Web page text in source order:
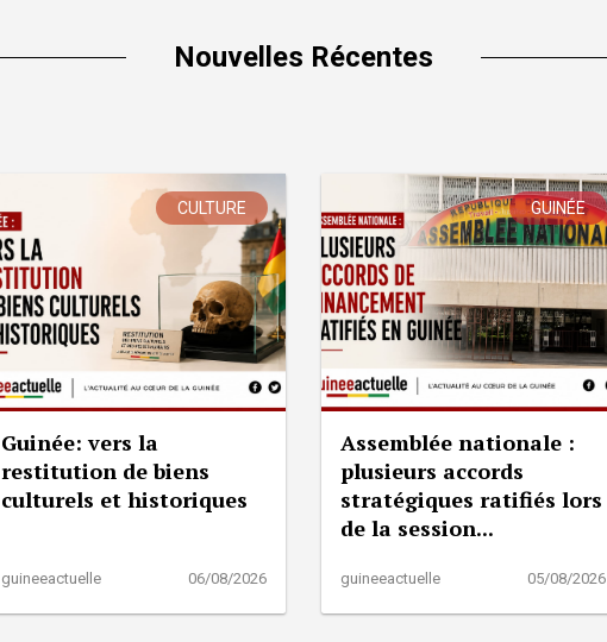
Nouvelles Récentes
CULTURE
Guinée: vers la
restitution de biens
culturels et historiques
guineeactuelle 06/08/2026
GUINÉE
Assemblée nationale :
plusieurs accords
stratégiques ratifiés lors
de la session...
guineeactuelle 05/08/2026